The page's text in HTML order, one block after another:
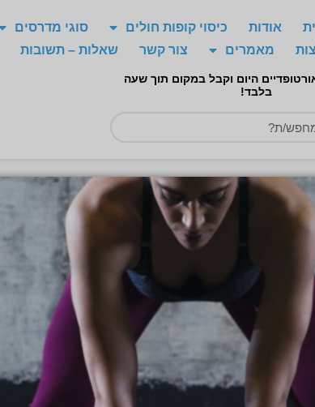
אודות כיסוי קופות חולים
סוגי מדרסים
מאמרים צור קשר שאלות – תשובות
היום וקבל במקום תוך שעה
בלבד!